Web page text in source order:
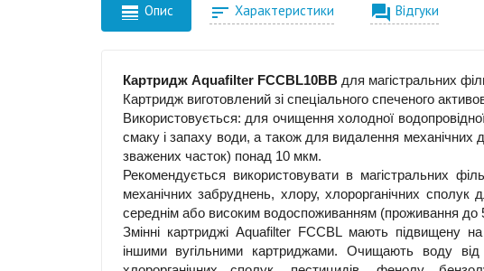
 Опис  Характеристики  Відгуки
Картридж Aquafilter FCCBL10BBдля магістральних
Картридж виготовлений зі спеціального спеченого
Використовується: для очищення холодної
смаку і запаху води, а також для видалення механічних
зважених часток) понад 10 мкм.
Рекомендується використовувати в магістральних
механічних забруднень, хлору, хлорорганічних сполук
середнім або високим водоспоживанням (проживання до
Змінні картриджі Aquafilter FCCBL мають підвищену
іншими вугільними картриджами. Очищають воду від